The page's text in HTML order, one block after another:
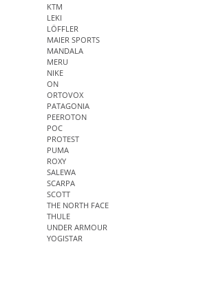
KTM
LEKI
LÖFFLER
MAIER SPORTS
MANDALA
MERU
NIKE
ON
ORTOVOX
PATAGONIA
PEEROTON
POC
PROTEST
PUMA
ROXY
SALEWA
SCARPA
SCOTT
THE NORTH FACE
THULE
UNDER ARMOUR
YOGISTAR